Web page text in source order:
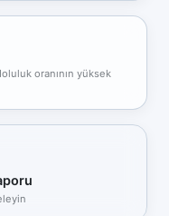
oranının yüksek